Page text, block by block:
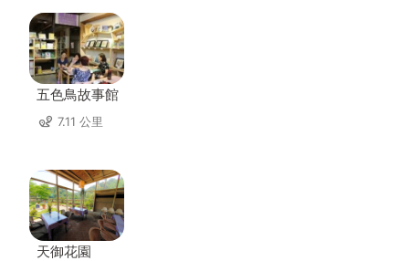
五色鳥故事館
7.11 公里
天御花園